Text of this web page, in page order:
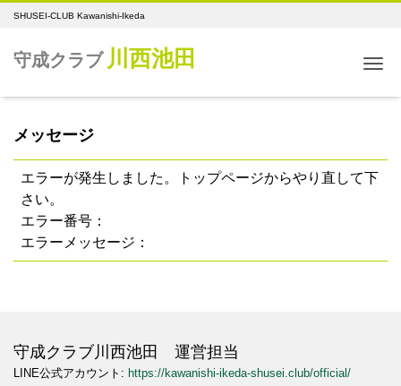
SHUSEI-CLUB Kawanishi-Ikeda
守成クラブ 川西池田
メッセージ
エラーが発生しました。トップページからやり直して下
さい。
エラー番号：
エラーメッセージ：
守成クラブ川西池田 運営担当
LINE公式アカウント: https://kawanishi-ikeda-shusei.club/official/